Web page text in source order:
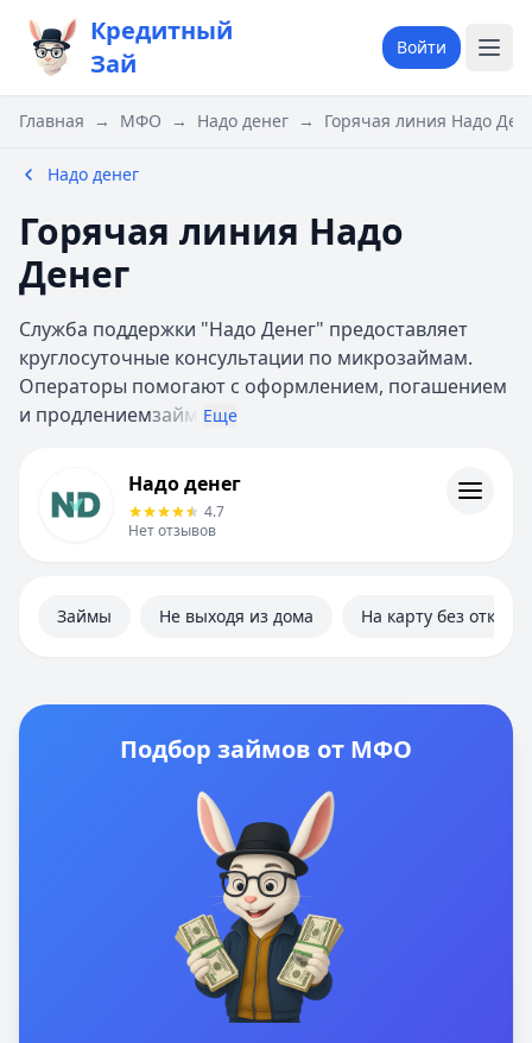
Кредитный
Зай
Войти
Главная → МФО → Надо денег → Горячая линия Надо
Надо денег
Горячая линия Надо
Денег
Служба поддержки "Надо Денег" предоставляет
круглосуточные консультации по микрозаймам.
Операторы помогают с оформлением, погашением
и продлениемзайм Еще
ИнформацияНадо денег
4.7
Нет отзывов
Займы Не выходя из дома На карту без отказа
Подбор займов от МФО